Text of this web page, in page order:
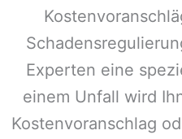
Experten eine
einem Unfall wird
Kostenvoranschlag